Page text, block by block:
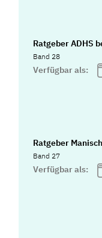
Ratgeber ADHS
Band 28
Verfügbar als:
Ratgeber
Band 27
Verfügbar als: